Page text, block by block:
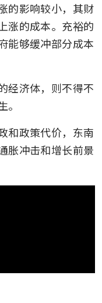
的影响较小，其财
涨的成本。充裕的
能够缓冲部分成本
经济体，则不得不
和政策代价，东南
胀冲击和增长前景